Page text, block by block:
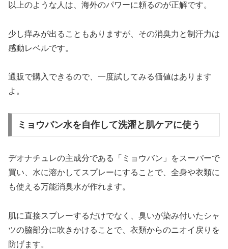
以上のような人は、海外のパワーに頼るのが正解です。
少し痒みが出ることもありますが、その消臭力と制汗力は
感動レベルです。
通販で購入できるので、一度試してみる価値はあります
よ。
ミョウバン水を自作して洗濯と肌ケアに使う
デオナチュレの主成分である「ミョウバン」をスーパーで
買い、水に溶かしてスプレーにすることで、全身や衣類に
も使える万能消臭水が作れます。
肌に直接スプレーするだけでなく、臭いが染み付いたシャ
ツの脇部分に吹きかけることで、衣類からのニオイ戻りを
防げます。